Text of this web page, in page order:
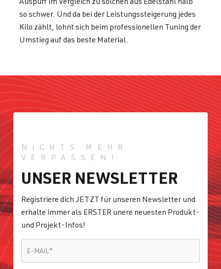
so schwer. Und da bei der Leistungssteigerung jedes
Kilo zählt, lohnt sich beim professionellen Tuning der
Umstieg auf das beste Material.
NICHTS MEHR
VERPASSEN!
UNSER NEWSLETTER
Registriere dich JETZT für unseren Newsletter und
erhalte immer als ERSTER unere neuesten Produkt-
und Projekt-Infos!
E-MAIL *